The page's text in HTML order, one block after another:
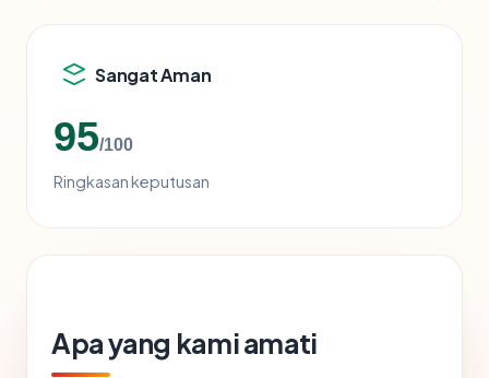
Sangat Aman
95/100
Ringkasan keputusan
Apa yang kami amati